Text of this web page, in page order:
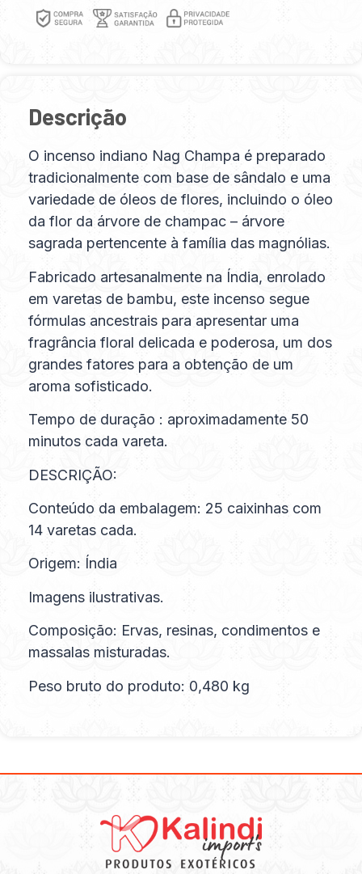
Descrição
O incenso indiano Nag Champa é preparado
tradicionalmente com base de sândalo e uma
variedade de óleos de flores, incluindo o óleo
da flor da árvore de champac – árvore
sagrada pertencente à família das magnólias.
Fabricado artesanalmente na Índia, enrolado
em varetas de bambu, este incenso segue
fórmulas ancestrais para apresentar uma
fragrância floral delicada e poderosa, um dos
grandes fatores para a obtenção de um
aroma sofisticado.
Tempo de duração : aproximadamente 50
minutos cada vareta.
DESCRIÇÃO:
Conteúdo da embalagem: 25 caixinhas com
14 varetas cada.
Origem: Índia
Imagens ilustrativas.
Composição: Ervas, resinas, condimentos e
massalas misturadas.
Peso bruto do produto: 0,480 kg